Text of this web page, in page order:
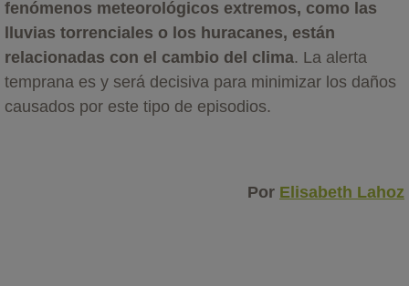
fenómenos meteorológicos extremos, como las
lluvias torrenciales o los huracanes, están
relacionadas con el cambio del clima. La alerta
temprana es y será decisiva para minimizar los daños
causados por este tipo de episodios.
Por Elisabeth Lahoz